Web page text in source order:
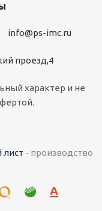
info@ps-imc.ru
проезд,4
характер и не
- производство